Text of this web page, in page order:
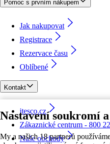
Nastavení soukromí
My a našich 18 partnerů
Pomoc s prvním nákupem
Jak nakupovat
Registrace
Rezervace času
Oblíbené
Kontakt
itesco.cz
Zákaznické centrum - 800
Naše obchody